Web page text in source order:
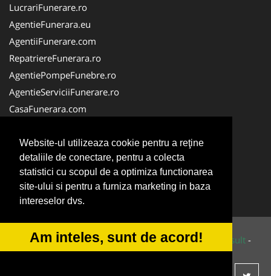
Website-ul utilizeaza cookie pentru a reţine
detaliile de conectare, pentru a colecta
statistici cu scopul de a optimiza functionarea
site-ului si pentru a furniza marketing in baza
intereselor dvs.
Am inteles, sunt de acord!
LucrariFunerare.ro
AgentieFunerara.eu
AgentiiFunerare.com
RepatriereFunerara.ro
AgentiePompeFunebre.ro
AgentieServiciiFunerare.ro
CasaFunerara.com
Firma-Pompe-Funebre.ro
Firma-Servicii-Funerare.ro
ParastasesiPomeni.ro
Transport-Funerar.com
© 2014-2026 Powered byVilonMedia&Tokaido Consult -
ANPC SOL